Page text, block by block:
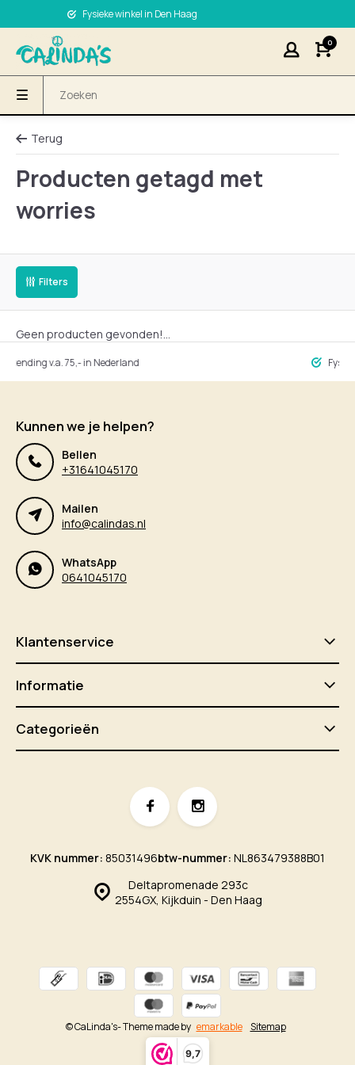
9,7
Fysieke winkel in Den Haag
0
Terug
Producten getagd met
worries
Filters
Geen producten gevonden!...
v.a. 75,- in Nederland Fysieke
Kunnen we je helpen?
Bellen
+31641045170
Mailen
info@calindas.nl
WhatsApp
0641045170
Klantenservice
Informatie
Categorieën
Deltapromenade 293c
2554GX, Kijkduin - Den Haag
KVK nummer: 85031496btw-nummer: NL863479388B01
© CaLinda's- Theme made by emarkable Sitemap